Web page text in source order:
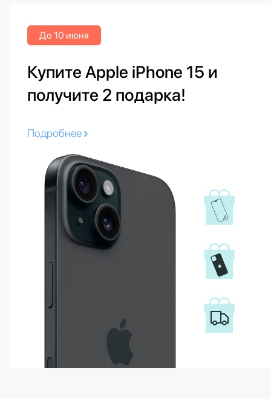
До 10 июня
Купите Apple iPhone 15 и
получите 2 подарка!
Подробнее